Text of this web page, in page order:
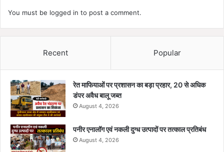
You must be logged in to post a comment.
Recent Popular
रेत माफियाओं पर प्रशासन का बड़ा प्रहार, 20 से अधिक
डंपर अवैध बालू जब्त
August 4, 2026
पनीर एनालॉग एवं नकली दुग्ध उत्पादों पर तत्काल प्रतिबंध
August 4, 2026